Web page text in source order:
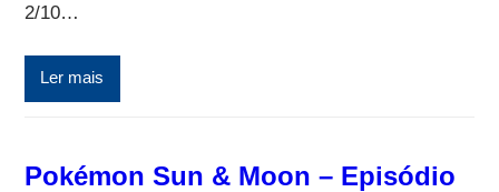
2/10…
Ler mais
Pokémon Sun & Moon – Episódio